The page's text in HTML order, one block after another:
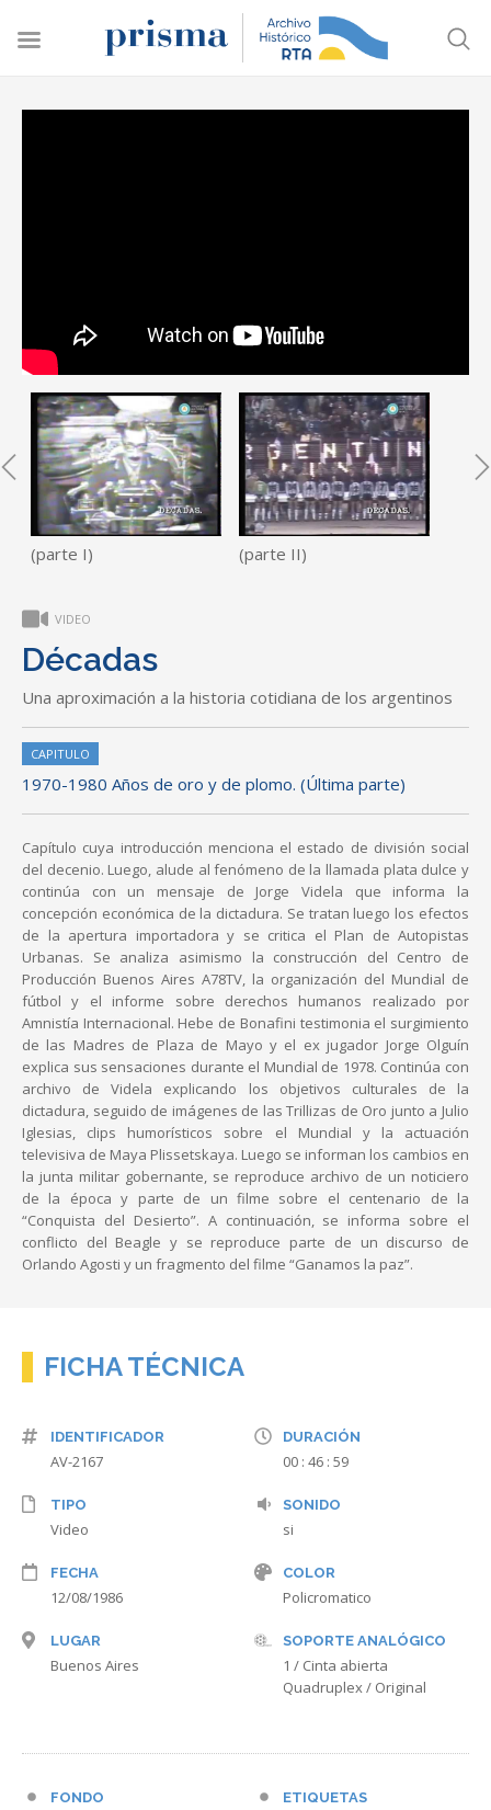
(parte I) (parte II)
VIDEO
Décadas
Una aproximación a la historia cotidiana de los argentinos
CAPITULO
1970-1980 Años de oro y de plomo. (Última parte)
Capítulo cuya introducción menciona el estado de división social
del decenio. Luego, alude al fenómeno de la llamada plata dulce y
continúa con un mensaje de Jorge Videla que informa la
concepción económica de la dictadura. Se tratan luego los efectos
de la apertura importadora y se critica el Plan de Autopistas
Urbanas. Se analiza asimismo la construcción del Centro de
Producción Buenos Aires A78TV, la organización del Mundial de
fútbol y el informe sobre derechos humanos realizado por
Amnistía Internacional. Hebe de Bonafini testimonia el surgimiento
de las Madres de Plaza de Mayo y el ex jugador Jorge Olguín
explica sus sensaciones durante el Mundial de 1978. Continúa con
archivo de Videla explicando los objetivos culturales de la
dictadura, seguido de imágenes de las Trillizas de Oro junto a Julio
Iglesias, clips humorísticos sobre el Mundial y la actuación
televisiva de Maya Plissetskaya. Luego se informan los cambios en
la junta militar gobernante, se reproduce archivo de un noticiero
de la época y parte de un filme sobre el centenario de la
“Conquista del Desierto”. A continuación, se informa sobre el
conflicto del Beagle y se reproduce parte de un discurso de
Orlando Agosti y un fragmento del filme “Ganamos la paz”.
FICHA TÉCNICA
IDENTIFICADOR
AV-2167
TIPO
Video
FECHA
12/08/1986
LUGAR
Buenos Aires
DURACIÓN
00 : 46 : 59
SONIDO
si
COLOR
Policromatico
SOPORTE ANALÓGICO
1 / Cinta abierta
Quadruplex / Original
FONDO ETIQUETAS